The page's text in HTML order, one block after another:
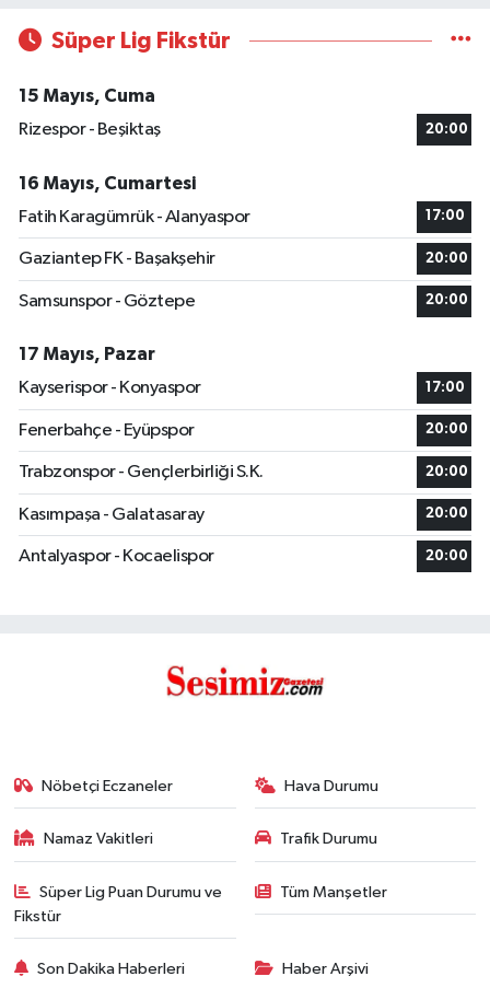
Süper Lig Fikstür
15 Mayıs, Cuma
Rizespor - Beşiktaş
20:00
16 Mayıs, Cumartesi
Fatih Karagümrük - Alanyaspor
17:00
Gaziantep FK - Başakşehir 20:00
Samsunspor - Göztepe 20:00
17 Mayıs, Pazar
Kayserispor - Konyaspor
17:00
Fenerbahçe - Eyüpspor 20:00
Trabzonspor - Gençlerbirliği S.K. 20:00
Kasımpaşa - Galatasaray 20:00
Antalyaspor - Kocaelispor 20:00
Nöbetçi Eczaneler Hava Durumu
Namaz Vakitleri Trafik Durumu
Süper Lig Puan Durumu ve
Fikstür
Tüm Manşetler
Son Dakika Haberleri Haber Arşivi